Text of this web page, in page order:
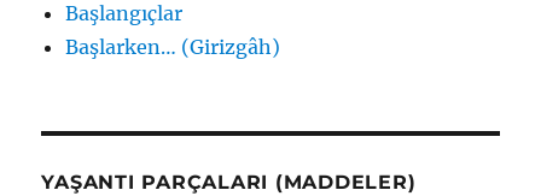
Başlangıçlar
Başlarken… (Girizgâh)
YAŞANTI PARÇALARI (MADDELER)